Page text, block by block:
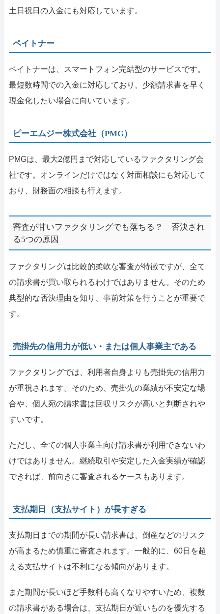
土日祝日の入金にも対応しています。
ペイトナー
ペイトナーは、スマートフォン完結型のサービスです。
最短数時間での入金に対応しており、少額請求書を早く
現金化したい場合に向いています。
ピーエムジー株式会社（PMG）
PMGは、最大2億円まで対応しているファクタリング会
社です。オンラインだけではなく対面相談にも対応して
おり、財務面の相談も行えます。
審査が甘いファクタリングでも落ちる？ 否決され
る5つの原因
ファクタリングは比較的柔軟な審査が特徴ですが、全て
の請求書が買い取られるわけではありません。そのため
典型的な否決理由を知り、事前対策を行うことが重要で
す。
売掛先の信用力が低い・または個人事業主である
ファクタリングでは、利用者自身よりも売掛先の信用力
が重視されます。そのため、売掛先の業績が不安定な場
合や、個人宛の請求書は回収リスクが高いと判断されや
すいです。
ただし、全ての個人事業主向け請求書が利用できないわ
けではありません。継続取引や安定した入金実績が確認
できれば、前向きに審査されるケースもあります。
支払期日（支払サイト）が長すぎる
支払期日までの期間が長い請求書は、倒産などのリスク
が高まるため慎重に審査されます。一般的に、60日を超
える支払サイトは不利になる傾向があります。
また期間が長いほど手数料も高くなりやすいため、複数
の請求書がある場合は、支払期日が近いものを優先する